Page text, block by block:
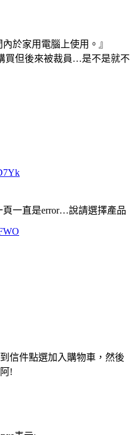
於家用電腦上使用。』
買但後來被裁員…是不是就不
一直是error…說請選擇產品
信件點選加入購物車，然後
!